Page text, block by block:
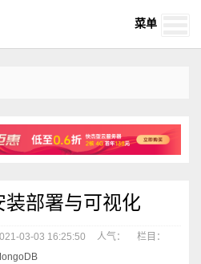
菜单
装部署与可视化
03-03 16:25:50 人气：
栏目：